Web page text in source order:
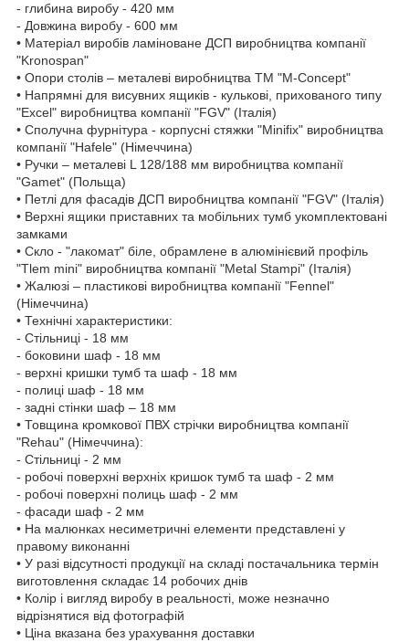
- глибина виробу - 420 мм
- Довжина виробу - 600 мм
• Матеріал виробів ламіноване ДСП виробництва компанії
"Kronospan"
• Опори столів – металеві виробництва ТМ "M-Concept"
• Напрямні для висувних ящиків - кулькові, прихованого типу
"Excel" виробництва компанії "FGV" (Італія)
• Сполучна фурнітура - корпусні стяжки "Minifix" виробництва
компанії "Hafele" (Німеччина)
• Ручки – металеві L 128/188 мм виробництва компанії
"Gamet" (Польща)
• Петлі для фасадів ДСП виробництва компанії "FGV" (Італія)
• Верхні ящики приставних та мобільних тумб укомплектовані
замками
• Скло - "лакомат" біле, обрамлене в алюмінієвий профіль
"Tlem mini" виробництва компанії "Metal Stampi" (Італія)
• Жалюзі – пластикові виробництва компанії "Fennel"
(Німеччина)
• Технічні характеристики:
- Стільниці - 18 мм
- боковини шаф - 18 мм
- верхні кришки тумб та шаф - 18 мм
- полиці шаф - 18 мм
- задні стінки шаф – 18 мм
• Товщина кромкової ПВХ стрічки виробництва компанії
"Rehau" (Німеччина):
- Стільниці - 2 мм
- робочі поверхні верхніх кришок тумб та шаф - 2 мм
- робочі поверхні полиць шаф - 2 мм
- фасади шаф - 2 мм
• На малюнках несиметричні елементи представлені у
правому виконанні
• У разі відсутності продукції на складі постачальника термін
виготовлення складає 14 робочих днів
• Колір і вигляд виробу в реальності, може незначно
відрізнятися від фотографій
• Ціна вказана без урахування доставки